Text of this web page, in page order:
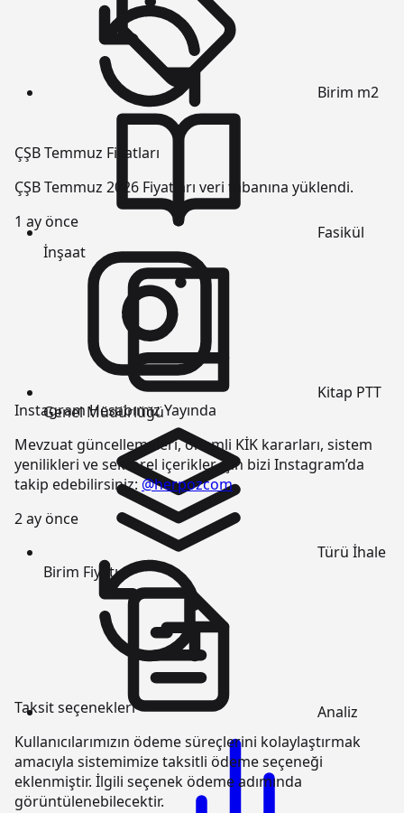
ÇŞB Temmuz Fiyatları
ÇŞB Temmuz 2026 Fiyatları veri tabanına yüklendi.
1 ay önce
Instagram Hesabımız Yayında
Mevzuat güncellemeleri, önemli KİK kararları, sistem
yenilikleri ve sektörel içerikler için bizi Instagram’da
takip edebilirsiniz:@herpozcom
2 ay önce
Taksit seçenekleri
Kullanıcılarımızın ödeme süreçlerini kolaylaştırmak
amacıyla sistemimize taksitli ödeme seçeneği
eklenmiştir. İlgili seçenek ödeme adımında
görüntülenebilecektir.
Birim m2
Fasikül
İnşaat
Kitap PTT
Genel Müdürlüğü
Türü İhale
Birim Fiyatı
Analiz